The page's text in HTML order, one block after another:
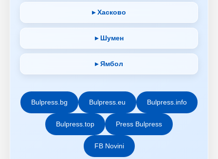
▸ Хасково
▸ Шумен
▸ Ямбол
Bulpress.bg Bulpress.eu Bulpress.info
Bulpress.top Press Bulpress
FB Novini